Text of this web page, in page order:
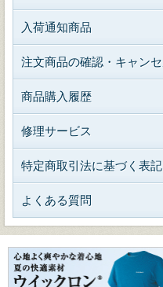
入荷通知商品
注文商品の確認・キャン
商品購入履歴
修理サービス
特定商取引法に基づく表記
よくある質問